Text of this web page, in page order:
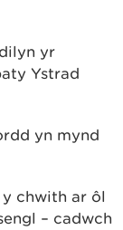
yr
Ystrad
yn mynd
y chwith ar ôl
– cadwch